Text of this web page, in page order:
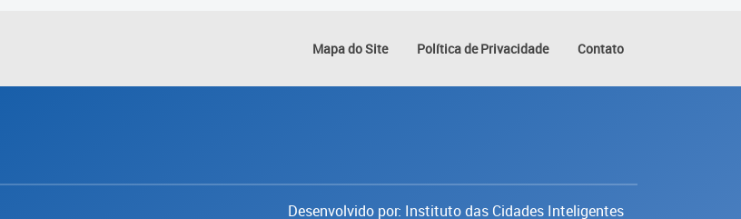
Mapa do Site Política de Privacidade Contato
Desenvolvido por: Instituto das Cidades Inteligentes